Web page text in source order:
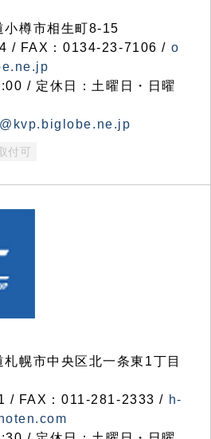
樽市相生町8-15
/ FAX：0134-23-7106 / o
/ 定休日：土曜日・日曜
付可
幌市中央区北一条東1丁目
/ FAX：011-281-2333 / h-